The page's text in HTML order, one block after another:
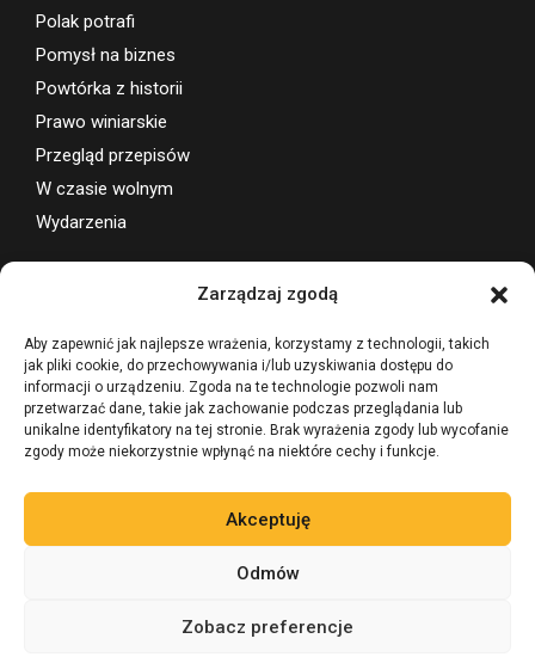
Zarządzaj zgodą
Aby zapewnić jak najlepsze wrażenia, korzystamy z technologii, takich
jak pliki cookie, do przechowywania i/lub uzyskiwania dostępu do
informacji o urządzeniu. Zgoda na te technologie pozwoli nam
przetwarzać dane, takie jak zachowanie podczas przeglądania lub
unikalne identyfikatory na tej stronie. Brak wyrażenia zgody lub wycofanie
zgody może niekorzystnie wpłynąć na niektóre cechy i funkcje.
Akceptuję
Odmów
Zobacz preferencje
Polak potrafi
Pomysł na biznes
Powtórka z historii
Prawo winiarskie
Przegląd przepisów
W czasie wolnym
Wydarzenia
©